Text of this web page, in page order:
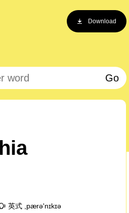
Download
Go
英式 ,pærə'nɪkɪə